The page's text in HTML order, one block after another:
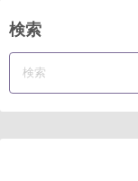
検索